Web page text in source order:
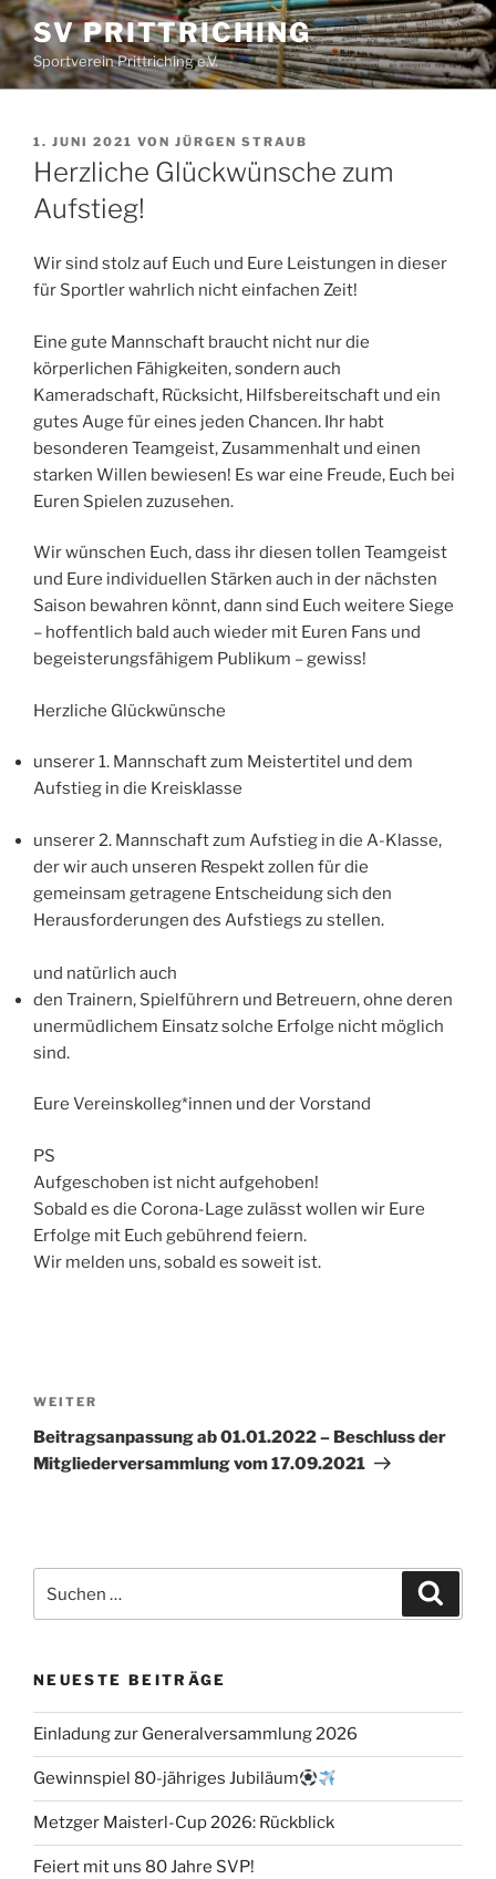
SV PRITTRICHING
Sportverein Prittriching e.V.
1. JUNI 2021 VON JÜRGEN STRAUB
Herzliche Glückwünsche zum
Aufstieg!
Wir sind stolz auf Euch und Eure Leistungen in dieser
für Sportler wahrlich nicht einfachen Zeit!
Eine gute Mannschaft braucht nicht nur die
körperlichen Fähigkeiten, sondern auch
Kameradschaft, Rücksicht, Hilfsbereitschaft und ein
gutes Auge für eines jeden Chancen. Ihr habt
besonderen Teamgeist, Zusammenhalt und einen
starken Willen bewiesen! Es war eine Freude, Euch bei
Euren Spielen zuzusehen.
Wir wünschen Euch, dass ihr diesen tollen Teamgeist
und Eure individuellen Stärken auch in der nächsten
Saison bewahren könnt, dann sind Euch weitere Siege
– hoffentlich bald auch wieder mit Euren Fans und
begeisterungsfähigem Publikum – gewiss!
Herzliche Glückwünsche
unserer 1. Mannschaft zum Meistertitel und dem
Aufstieg in die Kreisklasse
unserer 2. Mannschaft zum Aufstieg in die A-Klasse,
der wir auch unseren Respekt zollen für die
gemeinsam getragene Entscheidung sich den
Herausforderungen des Aufstiegs zu stellen.
und natürlich auch
den Trainern, Spielführern und Betreuern, ohne deren
unermüdlichem Einsatz solche Erfolge nicht möglich
sind.
Eure Vereinskolleg*innen und der Vorstand
PS
Aufgeschoben ist nicht aufgehoben!
Sobald es die Corona-Lage zulässt wollen wir Eure
Erfolge mit Euch gebührend feiern.
Wir melden uns, sobald es soweit ist.
WEITER
Beitragsanpassung ab 01.01.2022 – Beschluss der
Mitgliederversammlung vom 17.09.2021
NEUESTE BEITRÄGE
Einladung zur Generalversammlung 2026
Gewinnspiel 80-jähriges Jubiläum
Metzger Maisterl-Cup 2026: Rückblick
Feiert mit uns 80 Jahre SVP!